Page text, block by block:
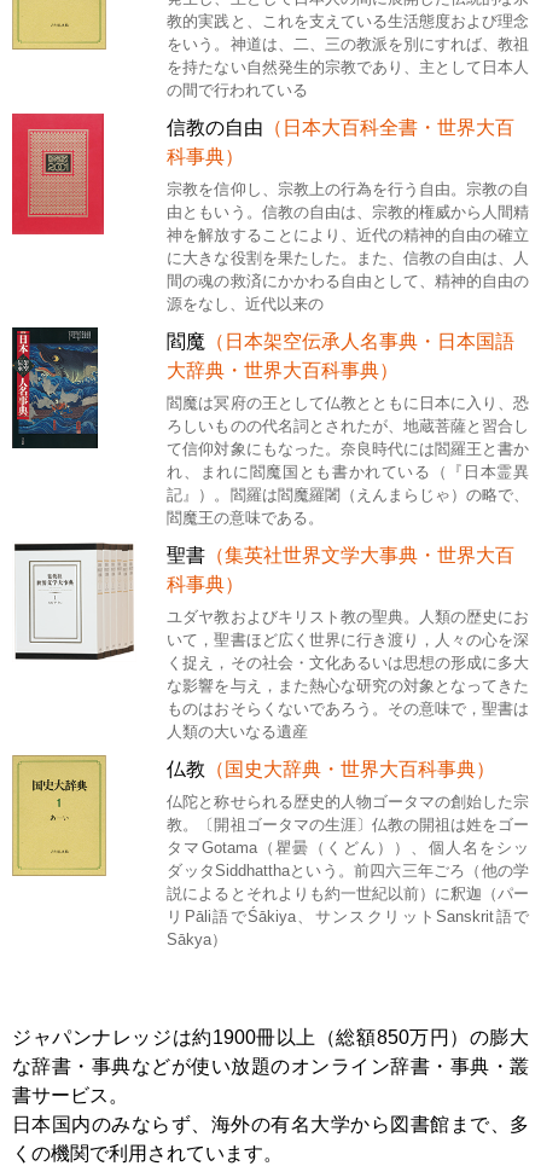
教的実践と、これを支えている生活態度および理念
をいう。神道は、二、三の教派を別にすれば、教祖
を持たない自然発生的宗教であり、主として日本人
の間で行われている
信教の自由 （日本大百科全書・世界大百
科事典）
宗教を信仰し、宗教上の行為を行う自由。宗教の自
由ともいう。信教の自由は、宗教的権威から人間精
神を解放することにより、近代の精神的自由の確立
に大きな役割を果たした。また、信教の自由は、人
間の魂の救済にかかわる自由として、精神的自由の
源をなし、近代以来の
閻魔 （日本架空伝承人名事典・日本国語
大辞典・世界大百科事典）
閻魔は冥府の王として仏教とともに日本に入り、恐
ろしいものの代名詞とされたが、地蔵菩薩と習合し
て信仰対象にもなった。奈良時代には閻羅王と書か
れ、まれに閻魔国とも書かれている（『日本霊異
記』）。閻羅は閻魔羅闍（えんまらじゃ）の略で、
閻魔王の意味である。
聖書 （集英社世界文学大事典・世界大百
科事典）
ユダヤ教およびキリスト教の聖典。人類の歴史にお
いて，聖書ほど広く世界に行き渡り，人々の心を深
く捉え，その社会・文化あるいは思想の形成に多大
な影響を与え，また熱心な研究の対象となってきた
ものはおそらくないであろう。その意味で，聖書は
人類の大いなる遺産
仏教 （国史大辞典・世界大百科事典）
仏陀と称せられる歴史的人物ゴータマの創始した宗
教。〔開祖ゴータマの生涯〕仏教の開祖は姓をゴー
タマGotama（瞿曇（くどん））、個人名をシッ
ダッタSiddhatthaという。前四六三年ごろ（他の学
説によるとそれよりも約一世紀以前）に釈迦（パー
リPāli語でŚākiya、サンスクリットSanskrit語で
Sākya）
ジャパンナレッジは約1900冊以上（総額850万円）の膨大
な辞書・事典などが使い放題のオンライン辞書・事典・叢
書サービス。
日本国内のみならず、海外の有名大学から図書館まで、多
くの機関で利用されています。